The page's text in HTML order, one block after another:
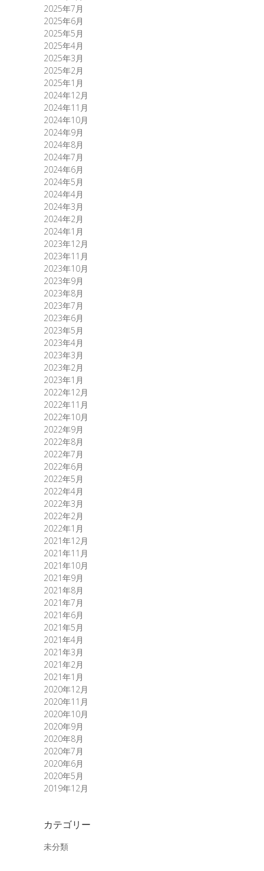
2025年7月
2025年6月
2025年5月
2025年4月
2025年3月
2025年2月
2025年1月
2024年12月
2024年11月
2024年10月
2024年9月
2024年8月
2024年7月
2024年6月
2024年5月
2024年4月
2024年3月
2024年2月
2024年1月
2023年12月
2023年11月
2023年10月
2023年9月
2023年8月
2023年7月
2023年6月
2023年5月
2023年4月
2023年3月
2023年2月
2023年1月
2022年12月
2022年11月
2022年10月
2022年9月
2022年8月
2022年7月
2022年6月
2022年5月
2022年4月
2022年3月
2022年2月
2022年1月
2021年12月
2021年11月
2021年10月
2021年9月
2021年8月
2021年7月
2021年6月
2021年5月
2021年4月
2021年3月
2021年2月
2021年1月
2020年12月
2020年11月
2020年10月
2020年9月
2020年8月
2020年7月
2020年6月
2020年5月
2019年12月
カテゴリー
未分類